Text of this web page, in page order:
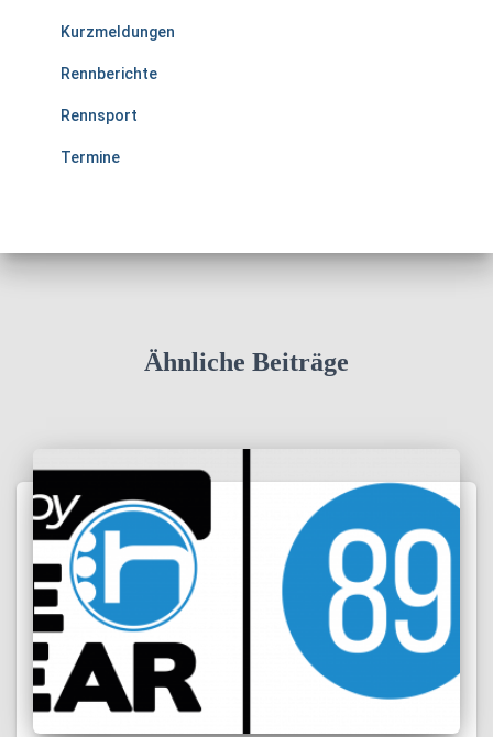
Kurzmeldungen
Rennberichte
Rennsport
Termine
Ähnliche Beiträge